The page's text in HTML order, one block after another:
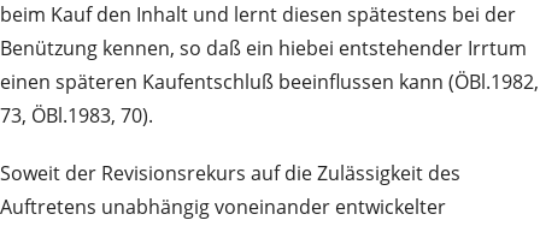
beim Kauf den Inhalt und lernt diesen spätestens bei der
Benützung kennen, so daß ein hiebei entstehender Irrtum
einen späteren Kaufentschluß beeinflussen kann (ÖBl.1982,
73, ÖBl.1983, 70).
Soweit der Revisionsrekurs auf die Zulässigkeit des
Auftretens unabhängig voneinander entwickelter